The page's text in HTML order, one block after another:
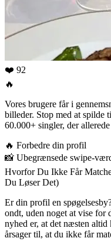
❤️ 92
🔥
Vores brugere får i
billeder. Stop med at spilde
60.000+ singler, der
🔥 Forbedre din profil
📸 Ubegrænsede swipe-
Hvorfor Du Ikke Får
Du Løser Det)
Er din profil en
ondt, uden noget at vise for
nyhed er, at det næsten altid
årsager til, at du ikke får